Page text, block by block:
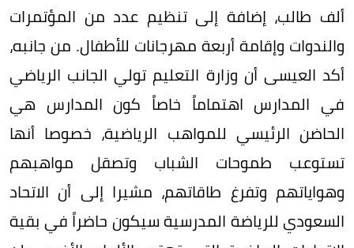
ألف طالب، إضافة إلى تنظيم عدد من المؤتمرات
والندوات وإقامة أربعة مهرجانات للأطفال. من جانبه،
أكد العيسى أن وزارة التعليم تولي الجانب الرياضي
في المدارس اهتماماً خاصاً كون المدارس هي
الحاضن الرئيسي للمواهب الرياضية، خصوصا أنها
تستوعب طموحات الشباب وتصقل مواهبهم
وهواياتهم وتفرغ طاقاتهم، مشيرا إلى أن الاتحاد
السعودي للرياضة المدرسية سيكون حاضراً في بقية